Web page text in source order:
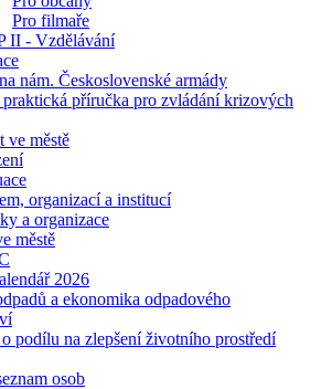
Pro filmaře
II - Vzdělávání
nám. Československé armády
příručka pro zvládání krizových
ve městě
organizací a institucí
a organizace
městě
2026
a ekonomika odpadového
podílu na zlepšení životního prostředí
osob